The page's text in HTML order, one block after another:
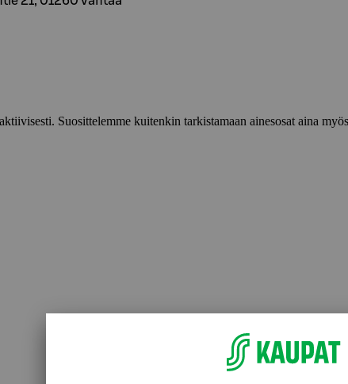
Suosittelemme kuitenkin tarkistamaan ainesosat aina